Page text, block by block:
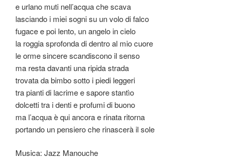
e urlano muti nell’acqua che scava
lasciando i miei sogni su un volo di falco
fugace e poi lento, un angelo in cielo
la roggia sprofonda di dentro al mio cuore
le orme sincere scandiscono il senso
ma resta davanti una ripida strada
trovata da bimbo sotto i piedi leggeri
tra pianti di lacrime e sapore stantìo
dolcetti tra i denti e profumi di buono
ma l’acqua è qui ancora e rinata ritorna
portando un pensiero che rinascerà il sole
Musica: Jazz Manouche